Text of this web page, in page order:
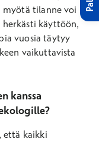
myötä tilanne voi
herkästi käyttöön,
vuosia täytyy
vaikuttavista
kanssa
että kaikki